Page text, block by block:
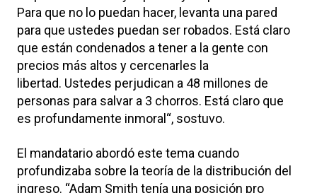
Para que no lo puedan hacer, levanta una pared
para que ustedes puedan ser robados. Está claro
que están condenados a tener a la gente con
precios más altos y cercenarles la
libertad. Ustedes perjudican a 48 millones de
personas para salvar a 3 chorros. Está claro que
es profundamente inmoral“, sostuvo.
El mandatario abordó este tema cuando
profundizaba sobre la teoría de la distribución del
ingreso. “Adam Smith tenía una posición pro